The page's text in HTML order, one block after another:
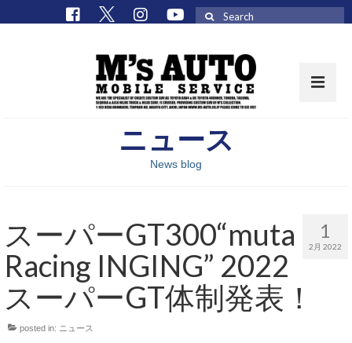
M’sCollectionパーツ一覧
エムズオート
M’sCollection
エムズオートとは
ニュース
News blog
1
2月 2022
スーパーGT300“muta
Racing INGING” 2022
スーパーGT体制発表！
posted in: ニュース